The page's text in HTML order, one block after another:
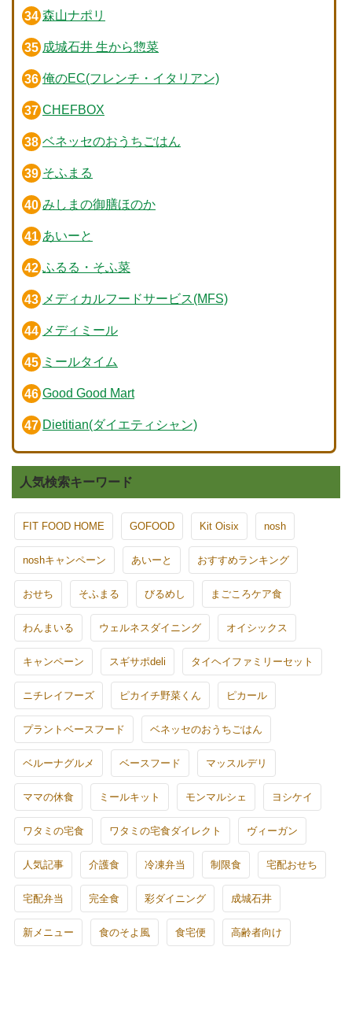
森山ナポリ
成城石井 生から惣菜
俺のEC(フレンチ・イタリアン)
CHEFBOX
ベネッセのおうちごはん
そふまる
みしまの御膳ほのか
あいーと
ふるる・そふ菜
メディカルフードサービス(MFS)
メディミール
ミールタイム
Good Good Mart
Dietitian(ダイエティシャン)
人気検索キーワード
FIT FOOD HOME GOFOOD Kit Oisix nosh
noshキャンペーン あいーと おすすめランキング
おせち そふまる びるめし まごころケア食
わんまいる ウェルネスダイニング オイシックス
キャンペーン スギサポdeli タイヘイファミリーセット
ニチレイフーズ ピカイチ野菜くん ピカール
プラントベースフード ベネッセのおうちごはん
ベルーナグルメ ベースフード マッスルデリ
ママの休食 ミールキット モンマルシェ ヨシケイ
ワタミの宅食 ワタミの宅食ダイレクト ヴィーガン
人気記事 介護食 冷凍弁当 制限食 宅配おせち
宅配弁当 完全食 彩ダイニング 成城石井
新メニュー 食のそよ風 食宅便 高齢者向け